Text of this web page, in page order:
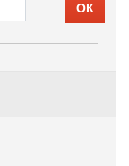
ОК